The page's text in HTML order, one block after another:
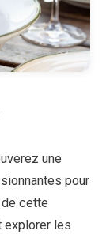
une
pour
cette
explorer les